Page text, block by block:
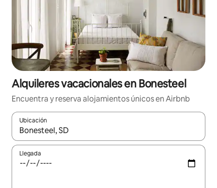
Alquileres vacacionales en Bonesteel
Encuentra y reserva alojamientos únicos en Airbnb
Ubicación
Cuando los resultados estén disponibles, navega con las
Llegada